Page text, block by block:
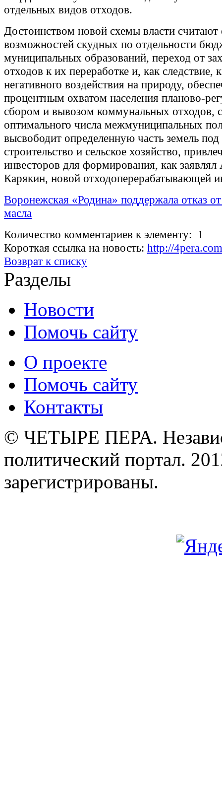
отдельных видов отходов.
Достоинством новой схемы власти считают
возможностей скудных по отдельности
муниципальных образований, переход от
отходов к их переработке и, как
негативного воздействия на природу,
процентным охватом населения планово-
сбором и вывозом коммунальных отходов,
оптимального числа межмуниципальных
высвободит определенную часть земель под
строительство и сельское хозяйство,
инвесторов для формирования, как заявлял
Карякин, новой отходоперерабатывающей
Воронежская «Родина» поддержала отказ
масла
Количество комментариев к элементу: 1
Короткая ссылка на новость: http://
Возврат к списку
Разделы
Новости
Помочь сайту
О проекте
Помочь сайту
Контакты
© ЧЕТЫРЕ ПЕРА.
политический портал.
зарегистрированы.